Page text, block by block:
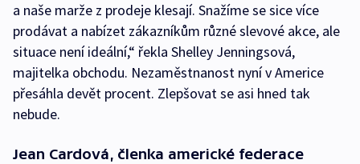
a naše marže z prodeje klesají. Snažíme se sice více
prodávat a nabízet zákazníkům různé slevové akce, ale
situace není ideální,“ řekla Shelley Jenningsová,
majitelka obchodu. Nezaměstnanost nyní v Americe
přesáhla devět procent. Zlepšovat se asi hned tak
nebude.
Jean Cardová, členka americké federace